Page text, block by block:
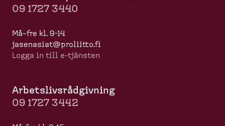
09 1727 3440
Må–fre kl. 9-14
jasenasiat@proliitto.fi
Logga in till e-​tjänsten
Arbets­livs­råd­givning
09 1727 3442